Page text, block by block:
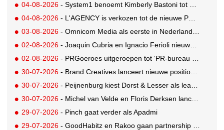
04-08-2026 - System1 benoemt Kimberly Bastoni tot Gobal Chief Commercial Officer
04-08-2026 - L'AGENCY is verkozen tot de nieuwe PR-partner van KoRo
03-08-2026 - Omnicom Media als eerste in Nederland actief met advertenties in ChatGPT
02-08-2026 - Joaquin Cubria en Ignacio Ferioli nieuwe Global CCO’s GUT, Renata Neumann Global Head of Production
02-08-2026 - PRGoeroes uitgeroepen tot ‘PR-bureau van het jaar 2026’
30-07-2026 - Brand Creatives lanceert nieuwe positionering: Create to Celebrate
30-07-2026 - Peijnenburg kiest Dorst & Lesser als lead social agency
30-07-2026 - Michel van Velde en Floris Derksen lanceren I.C.Y. group: drie specialistische bureaus, één visie op groei
29-07-2026 - Pinch gaat verder als Apadmi
29-07-2026 - GoodHabitz en Rakoo gaan partnership aan voor geïntegreerde talentontwikkeling